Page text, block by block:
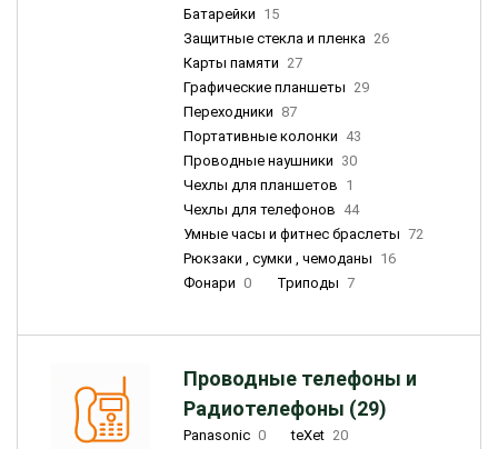
Батарейки 15
Защитные стекла и пленка 26
Карты памяти 27
Графические планшеты 29
Переходники 87
Портативные колонки 43
Проводные наушники 30
Чехлы для планшетов 1
Чехлы для телефонов 44
Умные часы и фитнес браслеты 72
Рюкзаки , сумки , чемоданы 16
Фонари 0 Триподы 7
Проводные телефоны и
Радиотелефоны (29)
Panasonic 0 teXet 20